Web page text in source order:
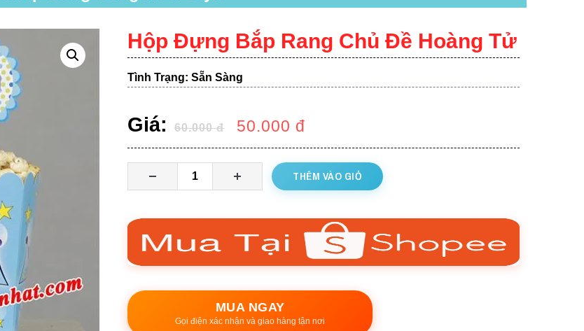
Hộp Đựng Bắp Rang Chủ Đề Hoàng Tử
Tình Trạng: Sẵn Sàng
Giá: 60.000đ 50.000 đ
THÊM VÀO GIỎ
MUA NGAY
Gọi điện xác nhận và giao hàng tận nơi